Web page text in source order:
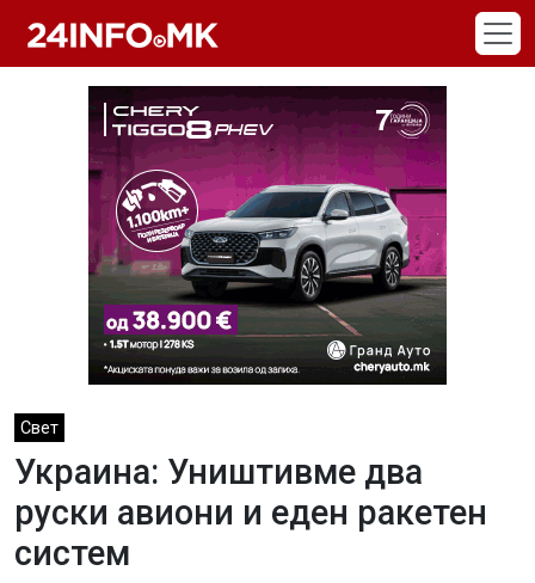
Свет
Украина: Уништивме два
руски авиони и еден ракетен
систем